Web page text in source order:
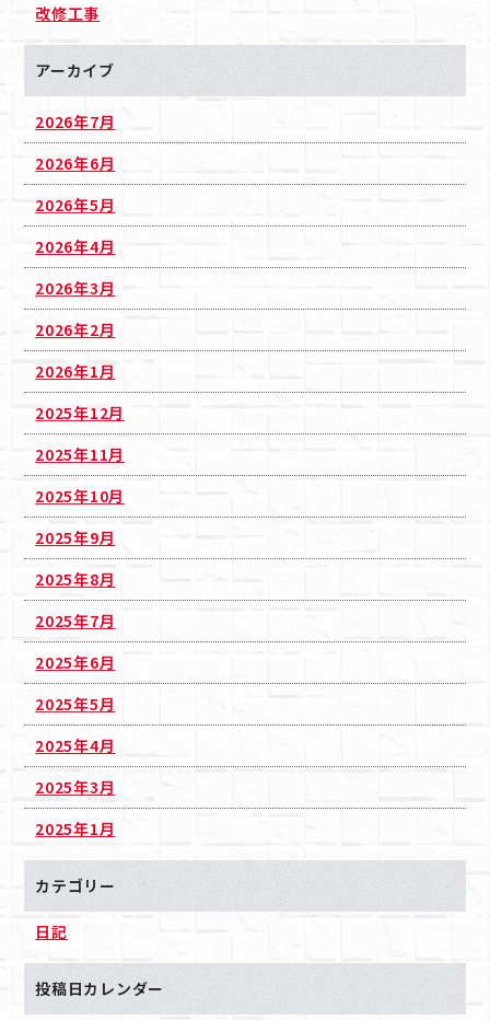
改修工事
アーカイブ
2026年7月
2026年6月
2026年5月
2026年4月
2026年3月
2026年2月
2026年1月
2025年12月
2025年11月
2025年10月
2025年9月
2025年8月
2025年7月
2025年6月
2025年5月
2025年4月
2025年3月
2025年1月
カテゴリー
日記
投稿日カレンダー